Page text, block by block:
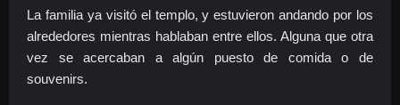
La familia ya visitó el templo, y estuvieron andando por los
alrededores mientras hablaban entre ellos. Alguna que otra
vez se acercaban a algún puesto de comida o de
souvenirs.